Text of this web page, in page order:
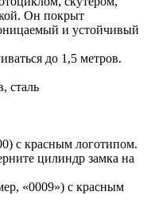
Он покрыт
и устойчивый
до 1,5 метров.
сталь
с красным логотипом.
цилиндр замка на
«0009») с красным